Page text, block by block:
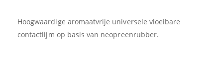
Hoogwaardige aromaatvrije universele vloeibare
contactlijm op basis van neopreenrubber.